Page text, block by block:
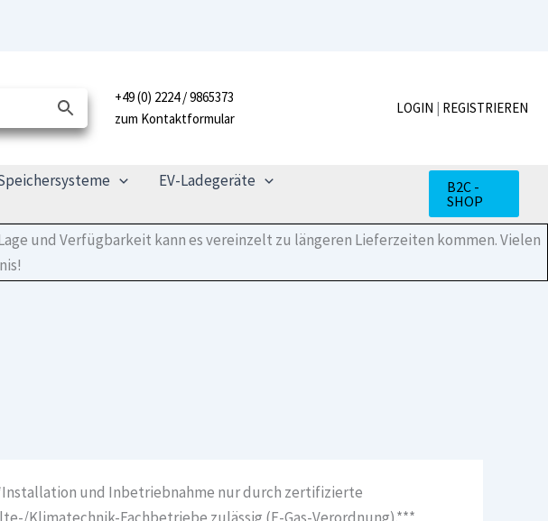
+49 (0) 2224 / 9865373
zum Kontaktformular
LOGIN | REGISTRIEREN
EV-Ladegeräte
B2C -
SHOP
und Verfügbarkeit kann es vereinzelt zu längeren Lieferzeiten kommen. Vielen
und Inbetriebnahme nur durch zertifizierte